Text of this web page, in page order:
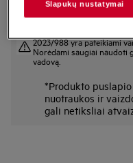
2023/988 yra pateikiami
Norėdami saugiai naudoti
vadovą.
*Produkto
nuotraukos ir
gali netiksliai
Slapukų nustatymai